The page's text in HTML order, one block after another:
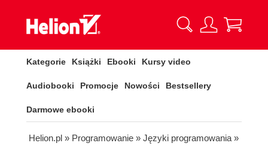
Kategorie Książki Ebooki Kursy video
Audiobooki Promocje Nowości Bestsellery
Darmowe ebooki
Helion.pl » Programowanie » Języki programowania »